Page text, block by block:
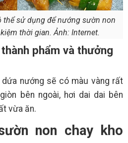
thể sử dụng để nướng sườn non
thời gian. Ảnh: Internet.
phẩm và thưởng
nướng sẽ có màu vàng rất
bên ngoài, hơi dai dai bên
vừa ăn.
non chay kho